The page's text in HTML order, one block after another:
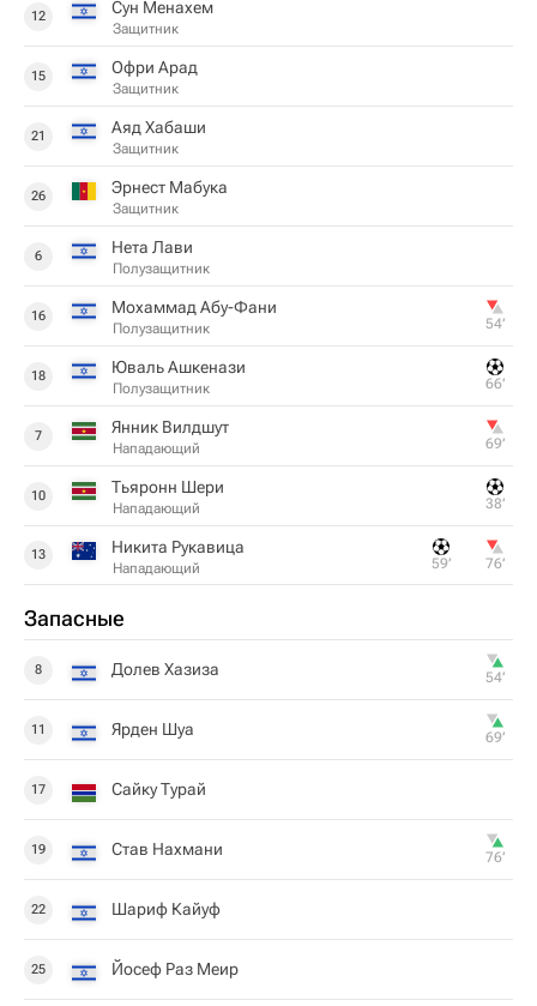
12 Сун Менахем
Защитник
15 Офри Арад
Защитник
21 Аяд Хабаши
Защитник
26 Эрнест Мабука
Защитник
6 Нета Лави
Полузащитник
16 Мохаммад Абу-Фани
Полузащитник 54‎’‎
18 Юваль Ашкенази
Полузащитник 66‎’‎
7 Янник Вилдшут
Нападающий 69‎’‎
10 Тьяронн Шери
Нападающий 38‎’‎
13 Никита Рукавица
Нападающий 59‎’‎ 76‎’‎
Запасные
8 Долев Хазиза 54‎’‎
11 Ярден Шуа 69‎’‎
17 Сайку Турай
19 Став Нахмани 76‎’‎
22 Шариф Кайуф
25 Йосеф Раз Меир